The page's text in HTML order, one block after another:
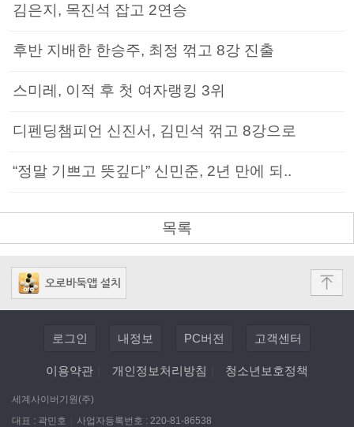
김은지, 목진석 잡고 2연승
후반 지배한 한승주, 최정 꺾고 8강 진출
스미레, 이적 후 첫 여자랭킹 3위
디펜딩챔피언 신진서, 김민석 꺾고 8강으로
“정말 기쁘고 뜻깊다” 신민준, 2년 만에 되..
목록
로그인 내정보 PC버전 고객센터
이용약관 개인정보처리방침 청소년보호정책
세계사이버기원(주)
대표 : 곽민호
사업자등록번호 : 220-81-86538